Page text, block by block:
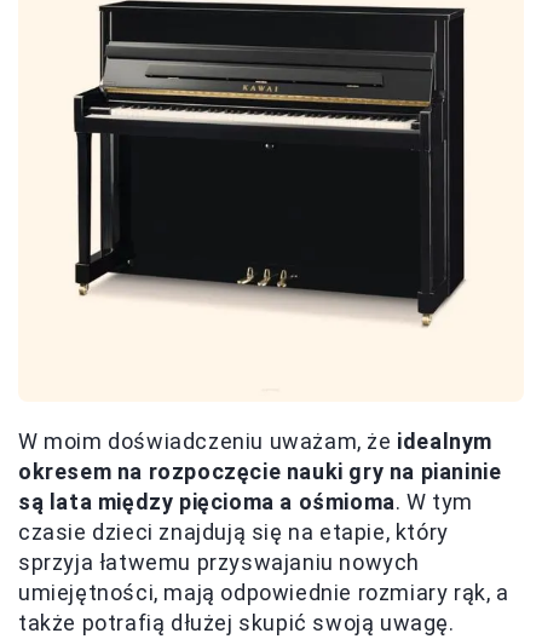
W moim doświadczeniu uważam, że idealnym
okresem na rozpoczęcie nauki gry na pianinie
są lata między pięcioma a ośmioma. W tym
czasie dzieci znajdują się na etapie, który
sprzyja łatwemu przyswajaniu nowych
umiejętności, mają odpowiednie rozmiary rąk, a
także potrafią dłużej skupić swoją uwagę.